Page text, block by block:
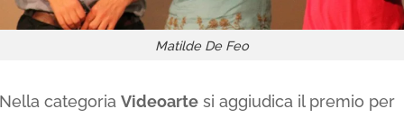
Matilde De Feo
Nella categoria Videoarte si aggiudica il premio per